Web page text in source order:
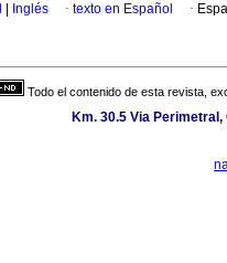
Inglés · texto en Español ·
Todo el contenido de esta revista,
Km. 30.5 Via